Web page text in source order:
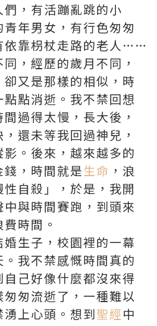
，有活蹦亂跳的小
年男女，有行色匆匆
依靠枴杖走路的老人……
，經歷的歲月不同，
又是那樣的相似，時
點消逝。我不禁回想
過得太慢，長大後，
還未等我回過神兒，
。後來，越來越多的
，時間就是生命 ，浪
自殺」，於是，我開
與時間賽跑，到頭來
時間。
生子，校園裡的一幕
我不禁感慨時間真的
己好像什麼都沒來得
匆流逝了，一種難以
上心頭。想到聖經中